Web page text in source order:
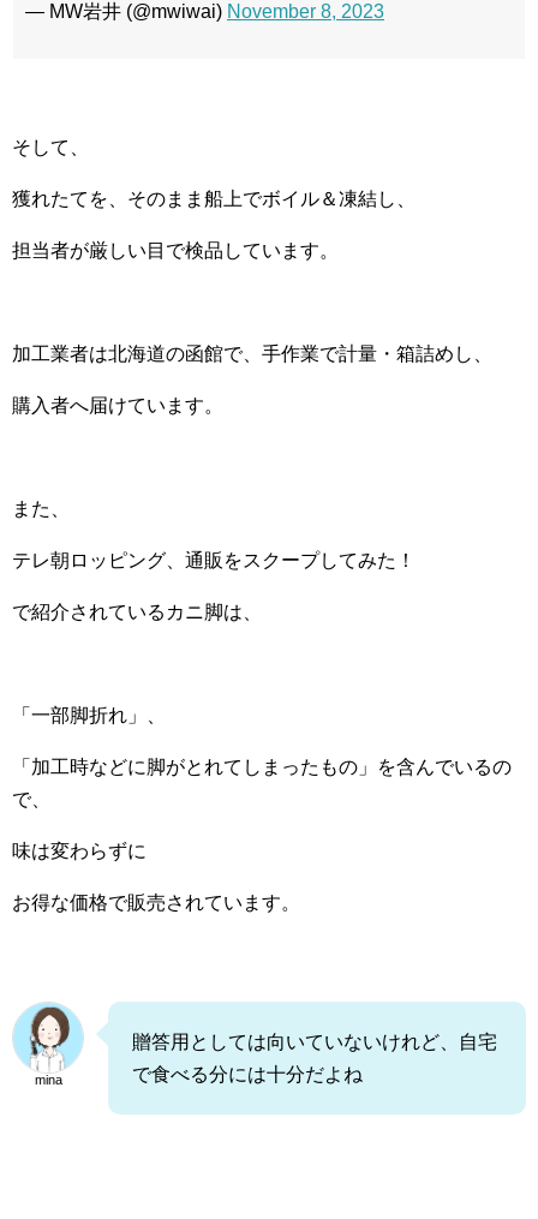
— MW岩井 (@mwiwai) November 8, 2023
そして、
獲れたてを、そのまま船上でボイル＆凍結し、
担当者が厳しい目で検品しています。
加工業者は北海道の函館で、手作業で計量・箱詰めし、
購入者へ届けています。
また、
テレ朝ロッピング、通販をスクープしてみた！
で紹介されているカニ脚は、
「一部脚折れ」、
「加工時などに脚がとれてしまったもの」を含んでいるの
で、
味は変わらずに
お得な価格で販売されています。
mina
贈答用としては向いていないけれど、自宅
で食べる分には十分だよね